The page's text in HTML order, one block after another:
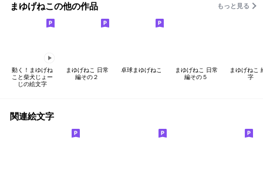
まゆげねこの他の作品 もっと見る
動く！まゆげね
こと柴犬じょー
じの絵文字
まゆげねこ 日常
編その２
卓球まゆげねこ
まゆげねこ 日常
編その５
まゆげねこ
字
関連絵文字